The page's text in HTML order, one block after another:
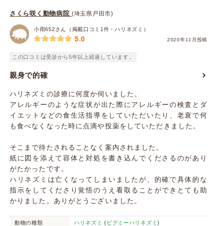
さくら咲く動物病院 (埼玉県戸田市)
小雨652さん（掲載口コミ1件・ハリネズミ）
2020年11月投稿
5.0
この口コミは受診から5年以上経過しています。
親身で的確
ハリネズミの診療に何度か伺いました。
アレルギーのような症状が出た際にアレルギーの検査とダ
イエットなどの食生活指導をしていただいたり、老衰で何
も食べなくなった時に点滴や投薬をしていただきました。
そこまで待たされることなく案内されました。
紙に図を添えて容体と対処を書き込んでくださるのがあり
がたかったです。
ハリネズミは亡くなってしまいましたが、的確で具体的な
指示をしてくださり覚悟のうえ看取ることができとても助
かりました。ありがとうございました。
動物の種類 ハリネズミ ( ピグミーハリネズミ)